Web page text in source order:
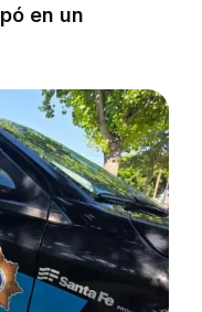
en un